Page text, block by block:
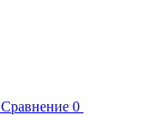
Сравнение 0